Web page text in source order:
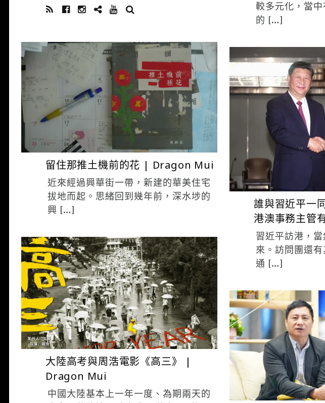
較多元化，當
的 […]
ADMIN 7 月 5, 2017
留住那推土機前的花 | Dragon Mui
近來經過興華街一帶，新建的華美住宅
拔地而起。思緒回到幾年前，深水埗的
興 […]
ADMIN
誰與習近平一
港澳事務主管
習近平訪港，
來。訪問團還
通 […]
ADMIN 6 月 21, 2017
大陸高考與周浩電影《高三》 |
Dragon Mui
中國大陸基本上一年一度、為期兩天的
ADMIN